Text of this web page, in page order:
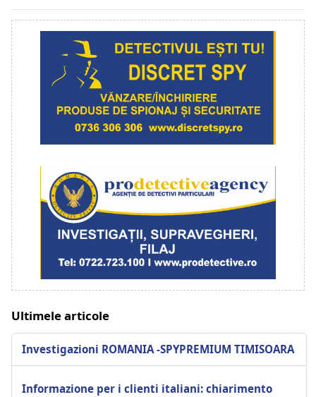
Ultimele articole
Investigazioni ROMANIA -SPYPREMIUM TIMISOARA
Informazione per i clienti italiani: chiarimento